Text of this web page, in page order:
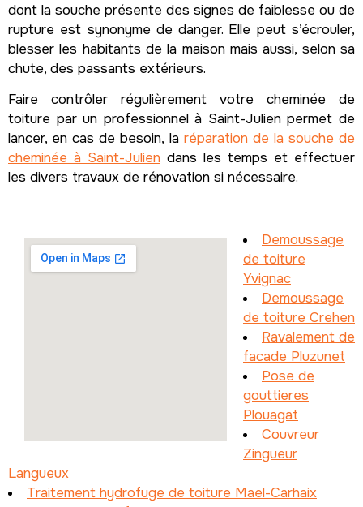
dont la souche présente des signes de faiblesse ou de
rupture est synonyme de danger. Elle peut s’écrouler,
blesser les habitants de la maison mais aussi, selon sa
chute, des passants extérieurs.
Faire contrôler régulièrement votre cheminée de
toiture par un professionnel à Saint-Julien permet de
lancer, en cas de besoin, la réparation de la souche de
cheminée à Saint-Julien dans les temps et effectuer
les divers travaux de rénovation si nécessaire.
Demoussage
de toiture
Yvignac
Demoussage
de toiture Crehen
Ravalement de
facade Pluzunet
Pose de
gouttieres
Plouagat
Couvreur
Zingueur
Langueux
Traitement hydrofuge de toiture Mael-Carhaix